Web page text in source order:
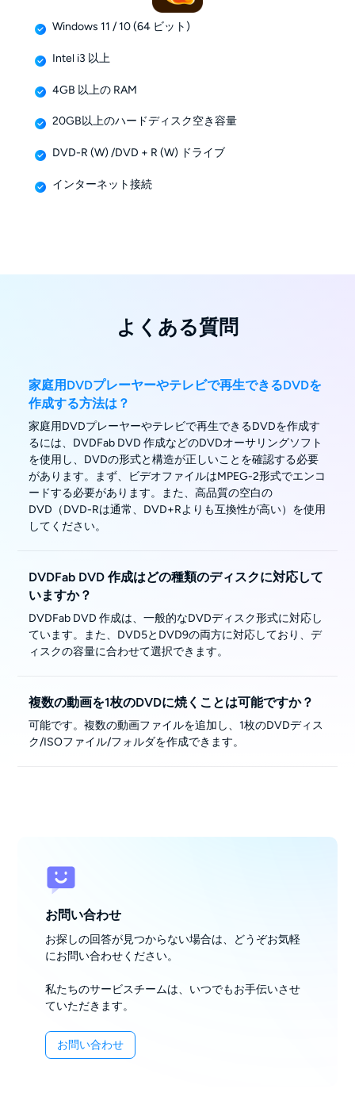
Windows 11 / 10 (64 ビット)
Intel i3 以上
4GB 以上の RAM
20GB以上のハードディスク空き容量
DVD-R (W) /DVD + R (W) ドライブ
インターネット接続
よくある質問
家庭用DVDプレーヤーやテレビで再生できるDVDを
作成する方法は？
家庭用DVDプレーヤーやテレビで再生できるDVDを作成す
るには、DVDFab DVD 作成などのDVDオーサリングソフト
を使用し、DVDの形式と構造が正しいことを確認する必要
があります。まず、ビデオファイルはMPEG-2形式でエンコ
ードする必要があります。また、高品質の空白の
DVD（DVD-Rは通常、DVD+Rよりも互換性が高い）を使用
してください。
DVDFab DVD 作成はどの種類のディスクに対応して
いますか？
DVDFab DVD 作成は、一般的なDVDディスク形式に対応し
ています。また、DVD5とDVD9の両方に対応しており、デ
ィスクの容量に合わせて選択できます。
複数の動画を1枚のDVDに焼くことは可能ですか？
可能です。複数の動画ファイルを追加し、1枚のDVDディス
ク/ISOファイル/フォルダを作成できます。
お問い合わせ
お探しの回答が見つからない場合は、どうぞお気軽
にお問い合わせください。
私たちのサービスチームは、いつでもお手伝いさせ
ていただきます。
お問い合わせ